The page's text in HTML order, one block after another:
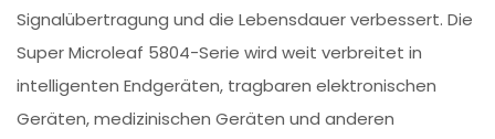
Signalübertragung und die Lebensdauer verbessert. Die
Super Microleaf 5804-Serie wird weit verbreitet in
intelligenten Endgeräten, tragbaren elektronischen
Geräten, medizinischen Geräten und anderen